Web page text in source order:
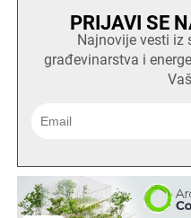
PRIJAVI SE
Najnovije vesti iz
građevinarstva i